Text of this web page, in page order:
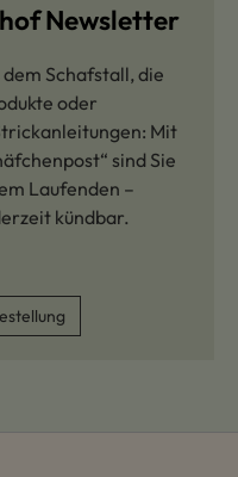
Newsletter
dem Schafstall, die
oder
Mit
sind Sie
Laufenden –
kündbar.